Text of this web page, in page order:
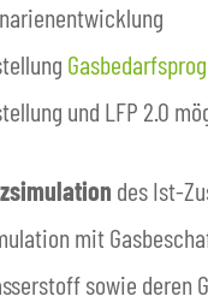
und LFP 2.0
des Ist-
mit
sowie deren